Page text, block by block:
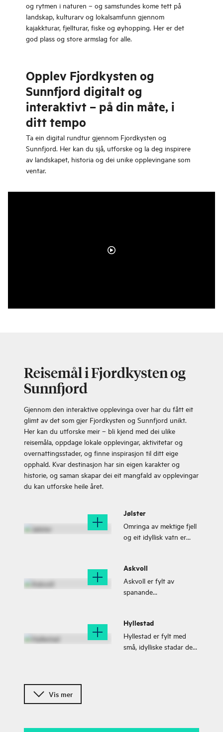
og rytmen i naturen – og samstundes kome tett på
landskap, kulturarv og lokalsamfunn gjennom
kajakkturar, fjellturar, fiske og øyhopping. Her er det
god plass og store armslag for alle.
Opplev Fjordkysten og
Sunnfjord digitalt og
interaktivt – på din måte, i
ditt tempo
Ta ein digital rundtur gjennom Fjordkysten og
Sunnfjord. Her kan du sjå, utforske og la deg inspirere
av landskapet, historia og dei unike opplevingane som
ventar.
Reisemål i Fjordkysten og
Sunnfjord
Gjennom den interaktive opplevinga over har du fått eit
glimt av det som gjer Fjordkysten og Sunnfjord unikt.
Her kan du utforske meir – bli kjend med dei ulike
reisemåla, oppdage lokale opplevingar, aktivitetar og
overnattingsstader, og finne inspirasjon til ditt eige
opphald. Kvar destinasjon har sin eigen karakter og
historie, og saman skapar dei eit mangfald av opplevingar
du kan utforske heile året.
Jølster
Omringa av mektige fjell
og eit idyllisk vatn er
opplevingar.
Askvoll
Askvoll er fylt av
spanande
oppleve vakkert
fjordlandskap ved
Dalsfjorden og idyll på
Hyllestad
Hyllestad er fylt med
små, idylliske stadar der
Vis mer